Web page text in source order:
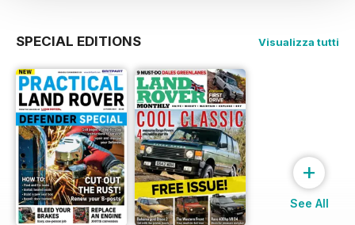
SPECIAL EDITIONS Visualizza tutti
+
See All